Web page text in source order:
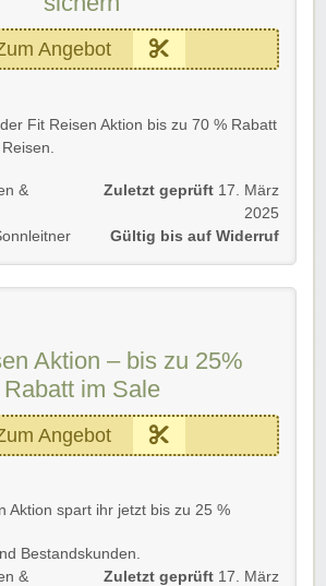
Angebot
Fit Reisen Aktion bis zu 70 % Rabatt
bis auf Widerruf.
folgen und Prozente sichern.
Reise!
&
Zuletzt geprüft 17. März
2025
Gültig bis auf Widerruf
Aktion – bis zu 25%
Rabatt im Sale
Angebot
Aktion spart ihr jetzt bis zu 25 %
Bestandskunden.
folgen und stöbern
&
Zuletzt geprüft 17. März